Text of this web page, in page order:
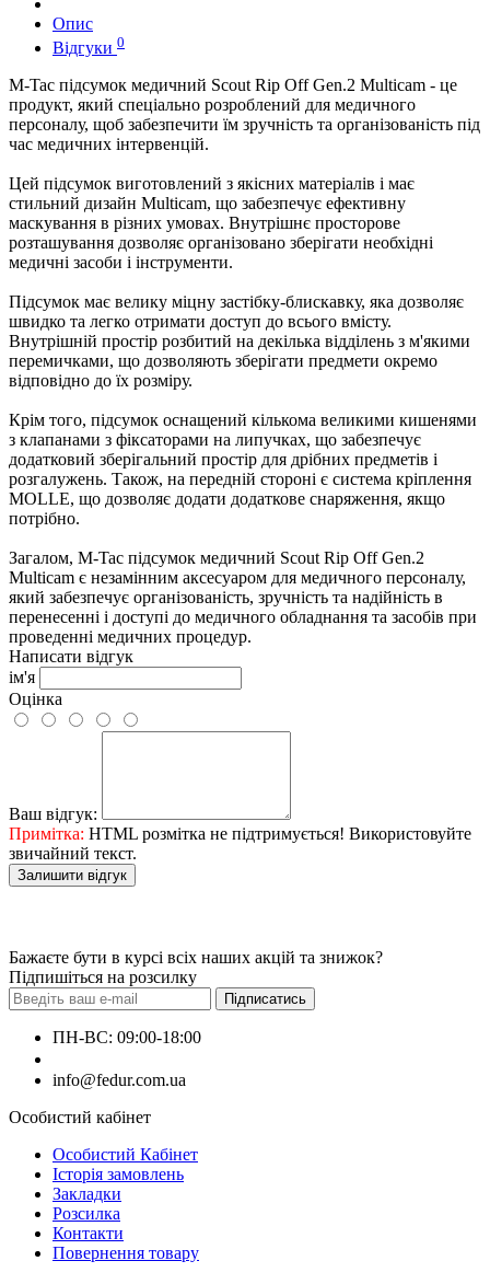
Опис
Відгуки 0
M-Tac підсумок медичний Scout Rip Off Gen.2 Multicam - це
продукт, який спеціально розроблений для медичного
персоналу, щоб забезпечити їм зручність та організованість під
час медичних інтервенцій.
Цей підсумок виготовлений з якісних матеріалів і має
стильний дизайн Multicam, що забезпечує ефективну
маскування в різних умовах. Внутрішнє просторове
розташування дозволяє організовано зберігати необхідні
медичні засоби і інструменти.
Підсумок має велику міцну застібку-блискавку, яка дозволяє
швидко та легко отримати доступ до всього вмісту.
Внутрішній простір розбитий на декілька відділень з м'якими
перемичками, що дозволяють зберігати предмети окремо
відповідно до їх розміру.
Крім того, підсумок оснащений кількома великими кишенями
з клапанами з фіксаторами на липучках, що забезпечує
додатковий зберігальний простір для дрібних предметів і
розгалужень. Також, на передній стороні є система кріплення
MOLLE, що дозволяє додати додаткове снаряження, якщо
потрібно.
Загалом, M-Tac підсумок медичний Scout Rip Off Gen.2
Multicam є незамінним аксесуаром для медичного персоналу,
який забезпечує організованість, зручність та надійність в
перенесенні і доступі до медичного обладнання та засобів при
проведенні медичних процедур.
Написати відгук
ім'я
Оцінка
Ваш відгук:
Примітка: HTML розмітка не підтримується! Використовуйте
звичайний текст.
Залишити відгук
Бажаєте бути в курсі всіх наших акцій та знижок?
Підпишіться на розсилку
Підписатись
ПН-ВС: 09:00-18:00
info@fedur.com.ua
Особистий кабінет
Особистий Кабінет
Історія замовлень
Закладки
Розсилка
Контакти
Повернення товару